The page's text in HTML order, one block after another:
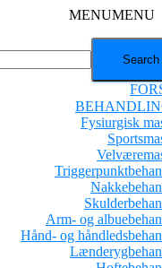
MENUMENU
Fysiurgisk
Arm- og
Hånd- og